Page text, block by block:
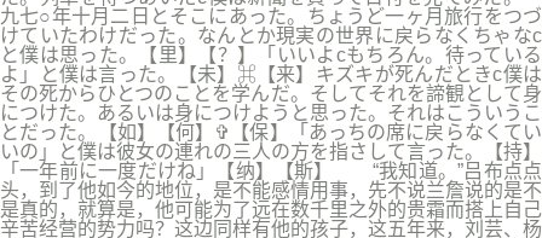
九七○年十月二日とそこにあった。ちょうど一ヶ月旅行をつづ
けていたわけだった。なんとか現実の世界に戻らなくちゃなc
と僕は思った。【里】【？】「いいよcもちろん。待っている
よ」と僕は言った。【未】⌘【来】キズキが死んだときc僕は
その死からひとつのことを学んだ。そしてそれを諦観として身
につけた。あるいは身につけようと思った。それはこういうこ
とだった。【如】【何】✞【保】「あっちの席に戻らなくてい
いの」と僕は彼女の連れの三人の方を指さして言った。【持】
「一年前に一度だけね」【纳】【斯】 “我知道。”吕布点点
头，到了他如今的地位，是不能感情用事，先不说兰詹说的是不
是真的，就算是，他可能为了远在数千里之外的贵霜而搭上自己
辛苦经营的势力吗？这边同样有他的孩子，这五年来，刘芸、杨